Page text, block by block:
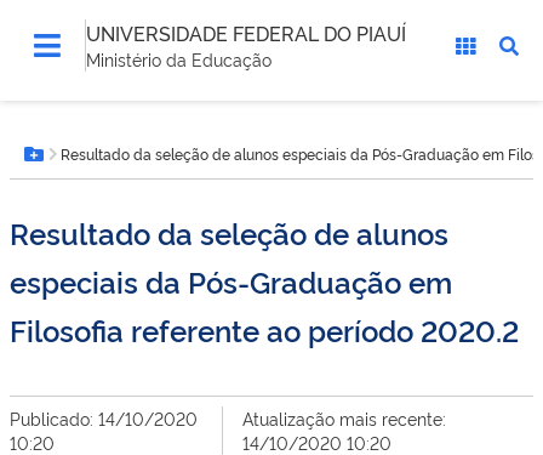
UNIVERSIDADE FEDERAL DO PIAUÍ
Ministério da Educação
está
aqui:Botão Menu
Resultado da seleção de alunos especiais da Pós-Graduação em
Resultado da seleção de alunos
especiais da Pós-Graduação em
Filosofia referente ao período 2020.2
Publicado: 14/10/2020
10:20
Atualização mais recente:
14/10/2020 10:20